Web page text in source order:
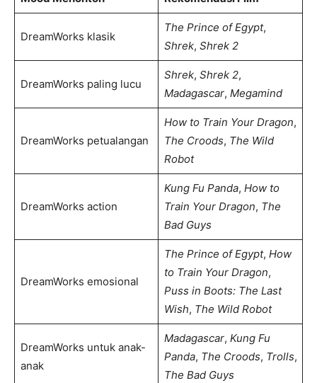
DreamWorks klasik
The Prince of Egypt,
Shrek, Shrek 2
DreamWorks paling lucu
Shrek, Shrek 2,
Madagascar, Megamind
DreamWorks petualangan
How to Train Your Dragon,
The Croods, The Wild
Robot
DreamWorks action
Kung Fu Panda, How to
Train Your Dragon, The
Bad Guys
DreamWorks emosional
The Prince of Egypt, How
to Train Your Dragon,
Puss in Boots: The Last
Wish, The Wild Robot
DreamWorks untuk anak-
anak
Madagascar, Kung Fu
Panda, The Croods, Trolls,
The Bad Guys